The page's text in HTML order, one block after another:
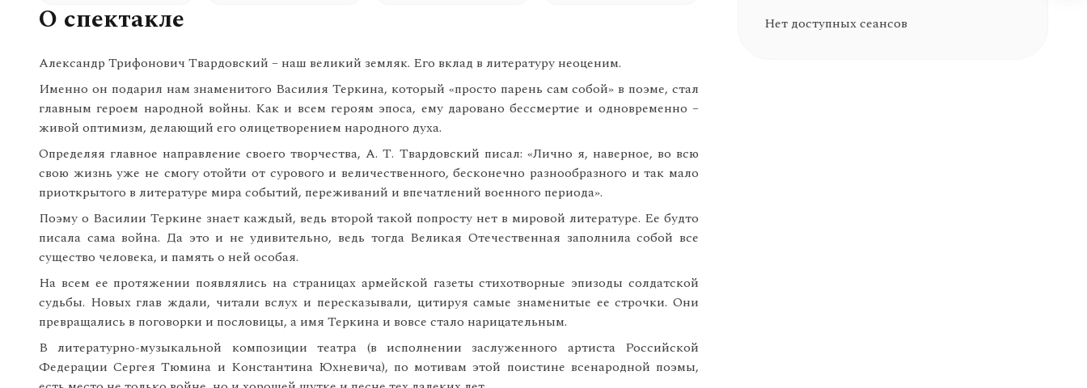
О спектакле
Александр Трифонович Твардовский – наш великий земляк. Его вклад в литературу неоценим.
Именно он подарил нам знаменитого Василия Теркина, который «просто парень сам собой» в поэме, стал
главным героем народной войны. Как и всем героям эпоса, ему даровано бессмертие и одновременно –
живой оптимизм, делающий его олицетворением народного духа.
Определяя главное направление своего творчества, А. Т. Твардовский писал: «Лично я, наверное, во всю
свою жизнь уже не смогу отойти от сурового и величественного, бесконечно разнообразного и так мало
приоткрытого в литературе мира событий, переживаний и впечатлений военного периода».
Поэму о Василии Теркине знает каждый, ведь второй такой попросту нет в мировой литературе. Ее будто
писала сама война. Да это и не удивительно, ведь тогда Великая Отечественная заполнила собой все
существо человека, и память о ней особая.
На всем ее протяжении появлялись на страницах армейской газеты стихотворные эпизоды солдатской
судьбы. Новых глав ждали, читали вслух и пересказывали, цитируя самые знаменитые ее строчки. Они
превращались в поговорки и пословицы, а имя Теркина и вовсе стало нарицательным.
В литературно-музыкальной композиции театра (в исполнении заслуженного артиста Российской
Федерации Сергея Тюмина и Константина Юхневича), по мотивам этой поистине всенародной поэмы,
Нет доступных сеансов